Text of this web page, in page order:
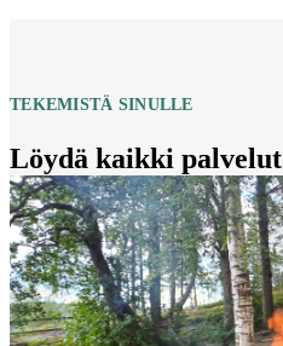
TEKEMISTÄ SINULLE
Löydä kaikki palvelut